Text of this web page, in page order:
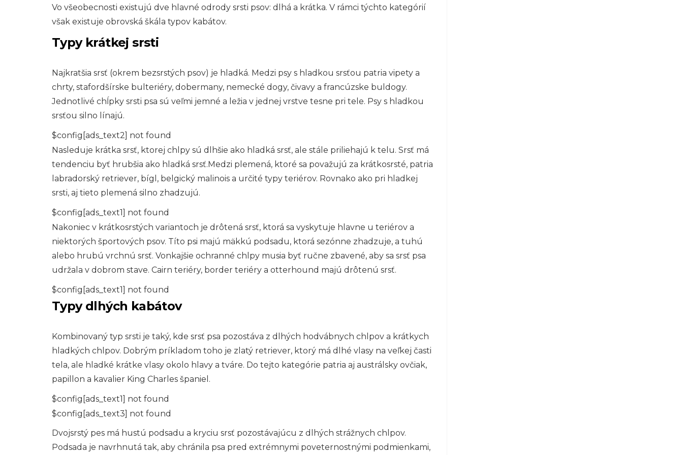
Vo všeobecnosti existujú dve hlavné odrody srsti psov: dlhá a krátka. V rámci týchto kategórií
však existuje obrovská škála typov kabátov.
Typy krátkej srsti
Najkratšia srsť (okrem bezsrstých psov) je hladká. Medzi psy s hladkou srsťou patria vipety a
chrty, stafordšírske bulteriéry, dobermany, nemecké dogy, čivavy a francúzske buldogy.
Jednotlivé chĺpky srsti psa sú veľmi jemné a ležia v jednej vrstve tesne pri tele. Psy s hladkou
srsťou silno línajú.
$config[ads_text2] not found
Nasleduje krátka srsť, ktorej chlpy sú dlhšie ako hladká srsť, ale stále priliehajú k telu. Srsť má
tendenciu byť hrubšia ako hladká srsť.Medzi plemená, ktoré sa považujú za krátkosrsté, patria
labradorský retriever, bígl, belgický malinois a určité typy teriérov. Rovnako ako pri hladkej
srsti, aj tieto plemená silno zhadzujú.
$config[ads_text1] not found
Nakoniec v krátkosrstých variantoch je drôtená srsť, ktorá sa vyskytuje hlavne u teriérov a
niektorých športových psov. Títo psi majú mäkkú podsadu, ktorá sezónne zhadzuje, a tuhú
alebo hrubú vrchnú srsť. Vonkajšie ochranné chlpy musia byť ručne zbavené, aby sa srsť psa
udržala v dobrom stave. Cairn teriéry, border teriéry a otterhound majú drôtenú srsť.
$config[ads_text1] not found
Typy dlhých kabátov
Kombinovaný typ srsti je taký, kde srsť psa pozostáva z dlhých hodvábnych chlpov a krátkych
hladkých chlpov. Dobrým príkladom toho je zlatý retriever, ktorý má dlhé vlasy na veľkej časti
tela, ale hladké krátke vlasy okolo hlavy a tváre. Do tejto kategórie patria aj austrálsky ovčiak,
papillon a kavalier King Charles španiel.
$config[ads_text1] not found
$config[ads_text3] not found
Dvojsrstý pes má hustú podsadu a kryciu srsť pozostávajúcu z dlhých strážnych chlpov.
Podsada je navrhnutá tak, aby chránila psa pred extrémnymi poveternostnými podmienkami,